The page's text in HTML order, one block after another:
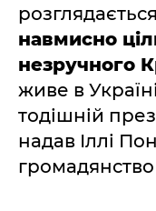
навмисно
незручного
живе в
тодішній
надав Іллі